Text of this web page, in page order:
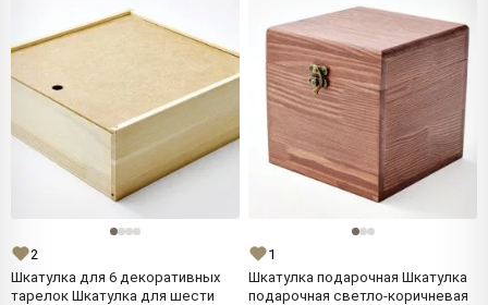
2
Шкатулка для 6 декоративных
тарелок Шкатулка для шести
1
Шкатулка подарочная Шкатулка
подарочная светло-коричневая